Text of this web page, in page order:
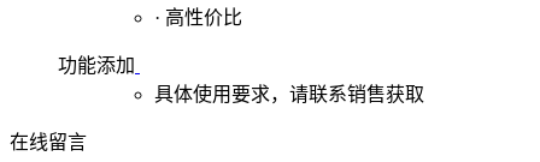
· 高性价比
功能添加
具体使用要求，请联系销售获取
在线留言